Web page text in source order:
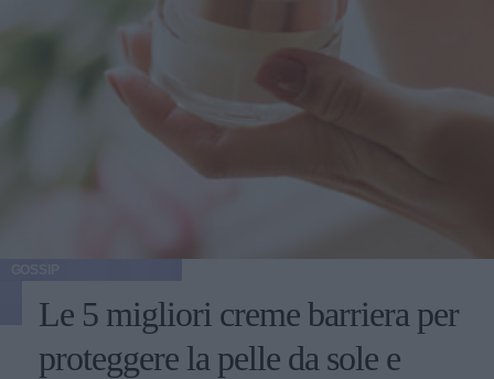
Le 5 migliori creme barriera per
proteggere la pelle da sole e